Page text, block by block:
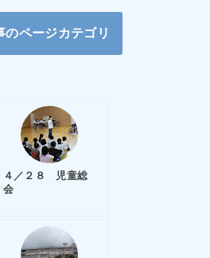
のページカテゴリ
４／２８ 児童総
会